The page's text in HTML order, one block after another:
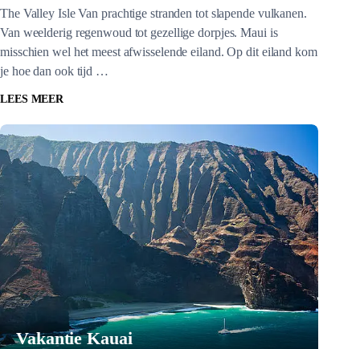
The Valley Isle Van prachtige stranden tot slapende vulkanen.
Van weelderig regenwoud tot gezellige dorpjes. Maui is
misschien wel het meest afwisselende eiland. Op dit eiland kom
je hoe dan ook tijd …
LEES MEER
Vakantie Kauai